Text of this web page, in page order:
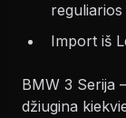
Import iš
BMW 3 Serija
džiugina